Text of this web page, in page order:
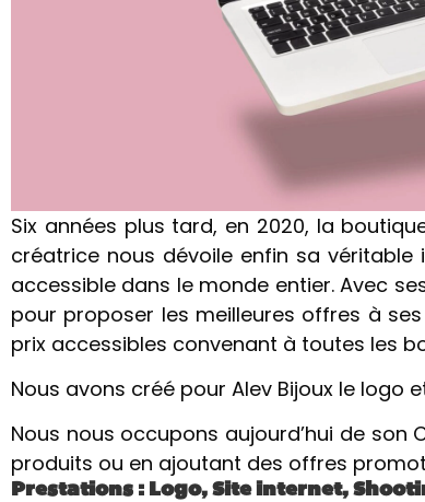
Six années plus tard, en 2020, la
créatrice nous dévoile enfin sa véritable
accessible dans le monde entier. Avec
pour proposer les meilleures offres à
prix accessibles convenant à toutes les
Nous avons créé pour Alev Bijoux le
Nous nous occupons aujourd’hui de
produits ou en ajoutant des offres
Prestations : Logo, Site internet,